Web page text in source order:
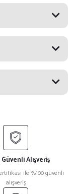
tarafımıza
Alışveriş
ile %100 güvenli
alışveriş